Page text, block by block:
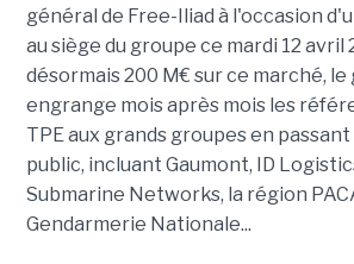
général de Free-Iliad à l'occasion
au siège du groupe ce mardi 12 avril
désormais 200 M€ sur ce marché, le
engrange mois après mois les
TPE aux grands groupes en
public, incluant Gaumont, ID
Submarine Networks, la région
Gendarmerie Nationale...